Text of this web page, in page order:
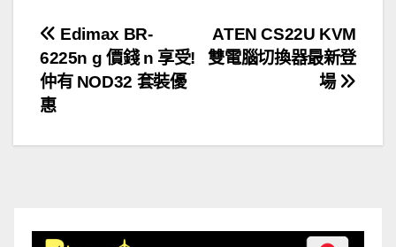
文
章
導
覽
ATEN CS22U KVM
雙電腦切換器最新登
場
Edimax BR-
6225n g 價錢 n 享受!
仲有 NOD32 套裝優
惠